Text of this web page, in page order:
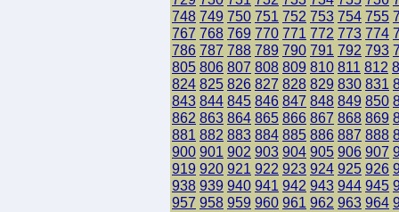
748 749 750 751 752 753 754 755
767 768 769 770 771 772 773 774
786 787 788 789 790 791 792 793
805 806 807 808 809 810 811 812
824 825 826 827 828 829 830 831
843 844 845 846 847 848 849 850
862 863 864 865 866 867 868 869
881 882 883 884 885 886 887 888
900 901 902 903 904 905 906 907
919 920 921 922 923 924 925 926
938 939 940 941 942 943 944 945
957 958 959 960 961 962 963 964